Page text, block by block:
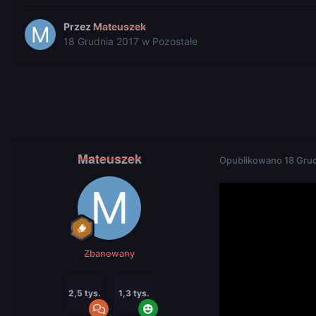
Przez Mateuszek
18 Grudnia 2017 w Pozostałe
Mateuszek
Zbanowany
2,5 tys. 1,3 tys.
Opublikowano 18